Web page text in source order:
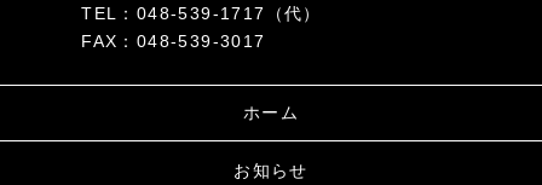
TEL：048-539-1717（代）
FAX：048-539-3017
ホーム
お知らせ